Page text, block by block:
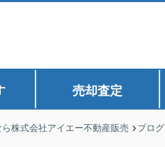
売却査定
株式会社アイエー不動産販売 ブログ